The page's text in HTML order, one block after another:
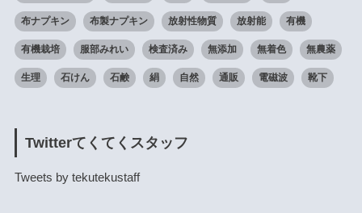
布ナプキン 布製ナプキン 放射性物質 放射能 有機
有機栽培 服部みれい 検査済み 無添加 無着色 無農薬
生理 石けん 石鹸 絹 自然 通販 電磁波 靴下
Twitterてくてくスタッフ
Tweets by tekutekustaff